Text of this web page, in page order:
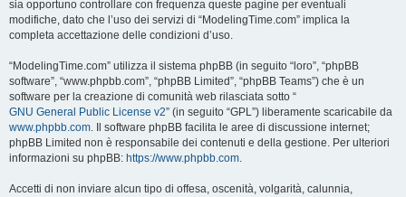
sia opportuno controllare con frequenza queste pagine per eventuali
modifiche, dato che l’uso dei servizi di “ModelingTime.com” implica la
completa accettazione delle condizioni d’uso.
“ModelingTime.com” utilizza il sistema phpBB (in seguito “loro”, “phpBB
software”, “www.phpbb.com”, “phpBB Limited”, “phpBB Teams”) che è un
software per la creazione di comunità web rilasciata sotto “
GNU General Public License v2” (in seguito “GPL”) liberamente scaricabile da
www.phpbb.com. Il software phpBB facilita le aree di discussione internet;
phpBB Limited non è responsabile dei contenuti e della gestione. Per ulteriori
informazioni su phpBB: https://www.phpbb.com.
Accetti di non inviare alcun tipo di offesa, oscenità, volgarità, calunnia,